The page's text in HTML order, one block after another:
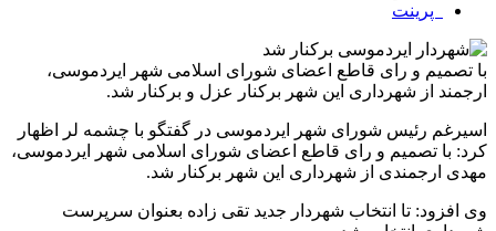
پرینت
با تصمیم و رای قاطع اعضای شورای اسلامی شهر ایردموسی،
ارجمند از شهرداری این شهر برکنار عزل و برکنار شد.
اسیرغم رئیس شورای شهر ایردموسی در گفتگو با چشمه لر اظهار
کرد: با تصمیم و رای قاطع اعضای شورای اسلامی شهر ایردموسی،
مهدی ارجمندی از شهرداری این شهر برکنار شد.
وی افزود: تا انتخاب شهردار جدید تقی زاده بعنوان سرپرست